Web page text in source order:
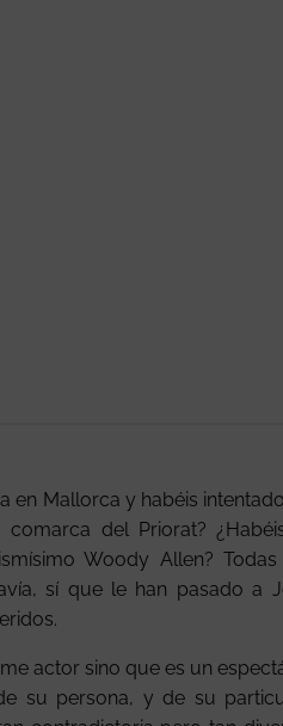
en Mallorca y habéis
del Priorat?
Woody Allen?
sí que le han pasado a
actor sino que es un
su persona, y de su